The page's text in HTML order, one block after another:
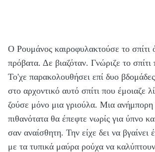
Ο Ρουμάνος καιροφυλακτούσε το σπίτι
πρόβατα. Δε βιαζόταν. Γνώριζε το
Το'χε παρακολουθήσει επί δυο βδομάδες
στο αρχοντικό αυτό σπίτι που έμοιαζε
ζούσε μόνο μια γριούλα. Μια ανήμπορη
πιθανότατα θα έπεφτε νωρίς για ύπνο
σαν αναίσθητη. Την είχε δει να
με τα τυπικά μαύρα ρούχα να